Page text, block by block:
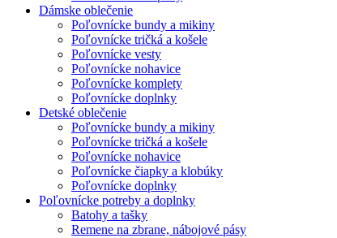
Dámske oblečenie
Poľovnícke bundy a mikiny
Poľovnícke tričká a košele
Poľovnícke vesty
Poľovnícke nohavice
Poľovnícke komplety
Poľovnícke doplnky
Detské oblečenie
Poľovnícke bundy a mikiny
Poľovnícke tričká a košele
Poľovnícke nohavice
Poľovnícke čiapky a klobúky
Poľovnícke doplnky
Poľovnícke potreby a doplnky
Batohy a tašky
Remene na zbrane, nábojové pásy